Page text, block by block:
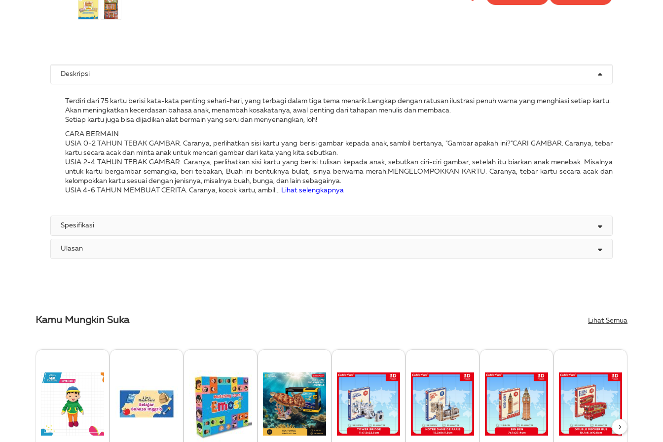
Deskripsi
Terdiri dari 75 kartu berisi kata-kata penting sehari-hari, yang terbagi dalam tiga tema menarik.Lengkap dengan ratusan ilustrasi penuh warna yang menghiasi setiap kartu.
Akan meningkatkan kecerdasan bahasa anak, menambah kosakatanya, awal penting dari tahapan menulis dan membaca.
Setiap kartu juga bisa dijadikan alat bermain yang seru dan menyenangkan, loh!
CARA BERMAIN
USIA 0-2 TAHUN TEBAK GAMBAR. Caranya, perlihatkan sisi kartu yang berisi gambar kepada anak, sambil bertanya, "Gambar apakah ini?"CARI GAMBAR. Caranya, tebar
kartu secara acak dan minta anak untuk mencari gambar dari kata yang kita sebutkan.
USIA 2-4 TAHUN TEBAK GAMBAR. Caranya, perlihatkan sisi kartu yang berisi tulisan kepada anak, sebutkan ciri-ciri gambar, setelah itu biarkan anak menebak. Misalnya
untuk kartu bergambar semangka, beri tebakan, Buah ini bentuknya bulat, isinya berwarna merah.MENGELOMPOKKAN KARTU. Caranya, tebar kartu secara acak dan
kelompokkan kartu sesuai dengan jenisnya, misalnya buah, bunga, dan lain sebagainya.
USIA 4-6 TAHUN MEMBUAT CERITA. Caranya, kocok kartu, ambil... Lihat selengkapnya
Spesifikasi
Ulasan
Kamu Mungkin Suka Lihat Semua
›